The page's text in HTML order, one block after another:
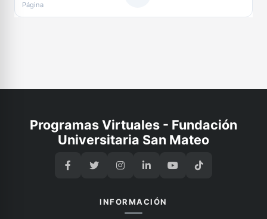
Página
Programas Virtuales - Fundación
Universitaria San Mateo
INFORMACIÓN